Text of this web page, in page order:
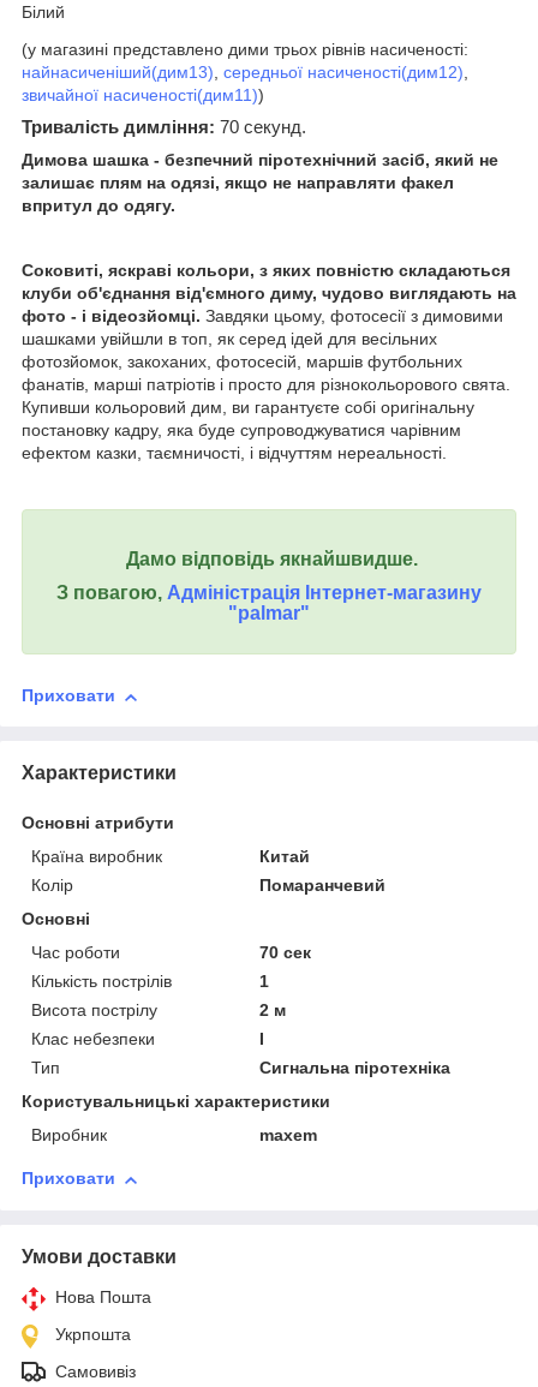
Білий
(у магазині представлено дими трьох рівнів насиченості:
найнасиченіший(дим13) середньої насиченості(дим12)
звичайної насиченості(дим11))
Тривалість димління: 70 секунд.
Димова шашка - безпечний піротехнічний засіб, який не
залишає плям на одязі, якщо не направляти факел
впритул до одягу.
Соковиті, яскраві кольори, з яких повністю складаються
клуби об'єднання від'ємного диму, чудово виглядають на
фото - і відеозйомці. Завдяки цьому, фотосесії з димовими
шашками увійшли в топ, як серед ідей для весільних
фотозйомок, закоханих, фотосесій, маршів футбольних
фанатів, марші патріотів і просто для різнокольорового свята.
Купивши кольоровий дим, ви гарантуєте собі оригінальну
постановку кадру, яка буде супроводжуватися чарівним
ефектом казки, таємничості, і відчуттям нереальності.
Дамо відповідь якнайшвидше.
З повагою, Адміністрація Інтернет-магазину
"palmar"
Приховати
Характеристики
Основні атрибути
Країна виробник
Китай
Колір
Помаранчевий
Основні
Час роботи
70 сек
Кількість пострілів
1
Висота пострілу
2 м
Клас небезпеки
I
Тип
Сигнальна піротехніка
Користувальницькі характеристики
Виробник
maxem
Приховати
Умови доставки
Нова Пошта
Укрпошта
Самовивіз